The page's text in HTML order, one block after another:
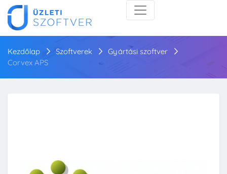
Kezdőlap Szoftverek
Gyártási szoftver
Corvex APS